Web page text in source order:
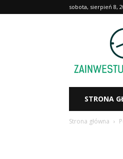
sobota, sierpień 8,
STRONA
Strona główna